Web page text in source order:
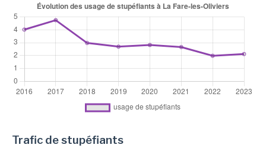
Trafic de stupéfiants